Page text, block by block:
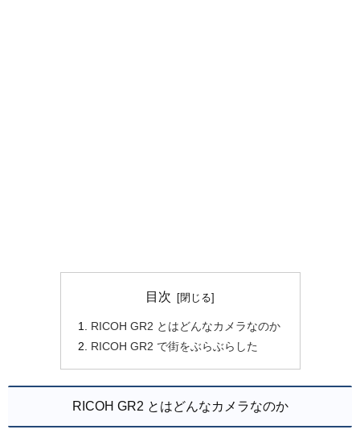
目次
RICOH GR2 とはどんなカメラなのか
RICOH GR2 で街をぶらぶらした
RICOH GR2 とはどんなカメラなのか